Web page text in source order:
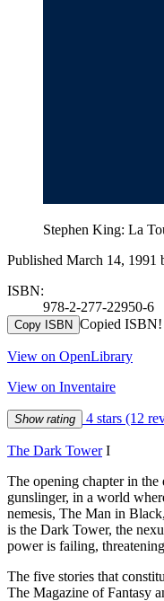
Stephen King: La
Published March 14, 1991
ISBN:
978-2-277-22950-6
Copy ISBN Copied ISBN!
View on OpenLibrary
View on Inventaire
Show rating 4 stars (12
The Dark TowerI
The opening chapter in
gunslinger, in a world
nemesis, The Man in
is the Dark Tower, the
power is failing,
The five stories that
The Magazine of Fantasy